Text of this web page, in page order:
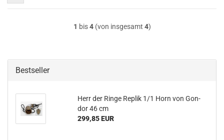
1 bis4(von insgesamt 4)
Bestseller
Herr der Ringe Re­plik 1/1 Horn von Gon­
dor 46 cm
299,85 EUR